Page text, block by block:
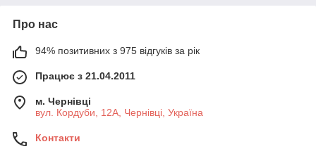
Про нас
94% позитивних з 975 відгуків за рік
Працює з 21.04.2011
м. Чернівці
вул. Кордуби, 12А, Чернівці, Україна
Контакти